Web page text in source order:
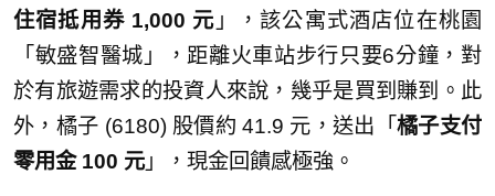
住宿抵用券 1,000 元 」，該公寓式酒店位在桃園
「敏盛智醫城」，距離火車站步行只要6分鐘，對
於有旅遊需求的投資人來說，幾乎是買到賺到。此
外，橘子 (6180) 股價約 41.9 元，送出「橘子支付
零用金 100 元」，現金回饋感極強。